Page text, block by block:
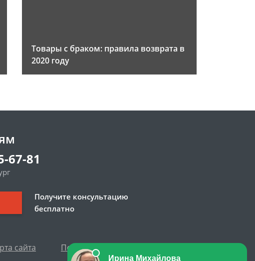
Товары с браком: правила возврата в
2020 году
67-81
Получите консультацию
бесплатно
сайта Политика персональных данных